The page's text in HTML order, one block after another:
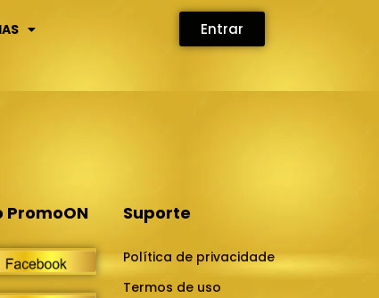
Entrar
PromoON Suporte
Política de privacidade
Termos de uso